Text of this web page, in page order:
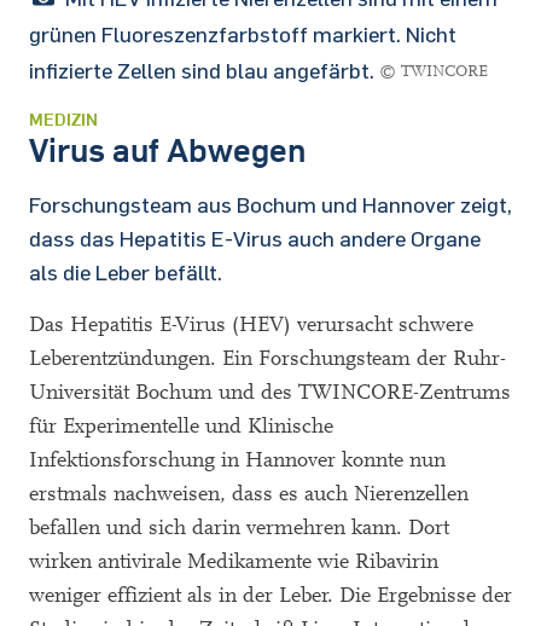
grünen Fluoreszenzfarbstoff markiert. Nicht
infizierte Zellen sind blau angefärbt. © TWINCORE
MEDIZIN
Virus auf Abwegen
Forschungsteam aus Bochum und Hannover zeigt,
dass das Hepatitis E-Virus auch andere Organe
als die Leber befällt.
Das Hepatitis E-Virus (HEV) verursacht schwere
Leberentzündungen. Ein Forschungsteam der Ruhr-
Universität Bochum und des TWINCORE-Zentrums
für Experimentelle und Klinische
Infektionsforschung in Hannover konnte nun
erstmals nachweisen, dass es auch Nierenzellen
befallen und sich darin vermehren kann. Dort
wirken antivirale Medikamente wie Ribavirin
weniger effizient als in der Leber. Die Ergebnisse der